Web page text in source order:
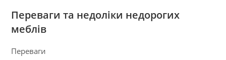
Переваги та недоліки недорогих
меблів
Переваги